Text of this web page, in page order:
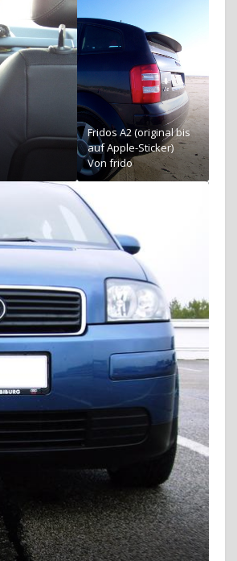
Fridos A2 (original bis
auf Apple-Sticker)
Von frido